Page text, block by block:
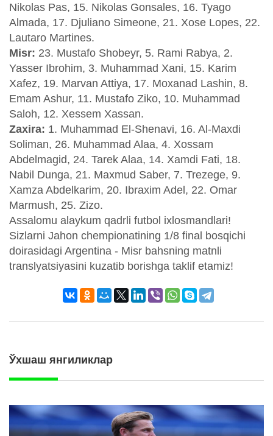
Nikolas Pas, 15. Nikolas Gonsales, 16. Tyago
Almada, 17. Djuliano Simeone, 21. Xose Lopes, 22.
Lautaro Martines.
Misr: 23. Mustafo Shobeyr, 5. Rami Rabya, 2.
Yasser Ibrohim, 3. Muhammad Xani, 15. Karim
Xafez, 19. Marvan Attiya, 17. Moxanad Lashin, 8.
Emam Ashur, 11. Mustafo Ziko, 10. Muhammad
Saloh, 12. Xessem Xassan.
Zaxira: 1. Muhammad El-Shenavi, 16. Al-Maxdi
Soliman, 26. Muhammad Alaa, 4. Xossam
Abdelmagid, 24. Tarek Alaa, 14. Xamdi Fati, 18.
Nabil Dunga, 21. Maxmud Saber, 7. Trezege, 9.
Xamza Abdelkarim, 20. Ibraxim Adel, 22. Omar
Marmush, 25. Zizo.
Assalomu alaykum qadrli futbol ixlosmandlari!
Sizlarni Jahon chempionatining 1/8 final bosqichi
doirasidagi Argentina - Misr bahsning matnli
translyatsiyasini kuzatib borishga taklif etamiz!
Ўхшаш янгиликлар